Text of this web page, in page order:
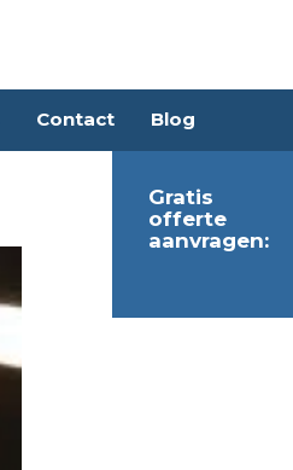
Contact
Blog
Gratis
offerte
aanvragen: